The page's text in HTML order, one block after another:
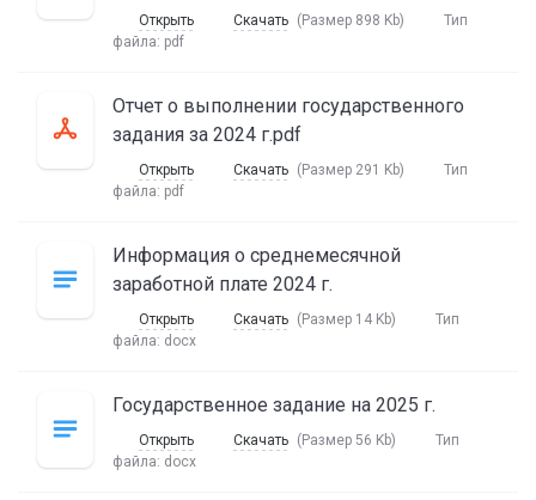
Открыть Скачать (Размер 898 Kb)
Тип
файла: pdf
Отчет о выполнении государственного
задания за 2024 г.pdf
Открыть Скачать (Размер 291 Kb)
Тип
файла: pdf
Информация о среднемесячной
заработной плате 2024 г.
Открыть Скачать (Размер 14 Kb)
Тип
файла: docx
Государственное задание на 2025 г.
Открыть Скачать (Размер 56 Kb)
Тип
файла: docx